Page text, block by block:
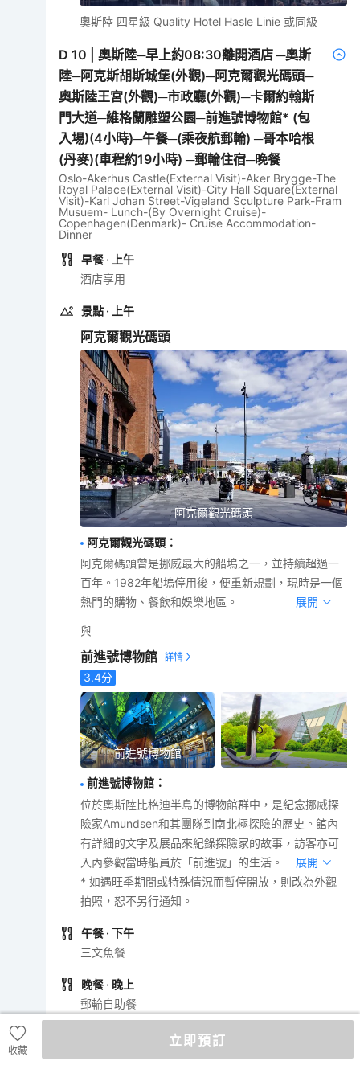
奧斯陸 四星級 Quality Hotel Hasle Linie 或同級
D10 |奧斯陸─早上約08:30離開酒店 ─奧斯
陸─阿克斯胡斯城堡(外觀)─阿克爾觀光碼頭─
奧斯陸王宮(外觀)─市政廳(外觀)─卡爾約翰斯
門大道─維格蘭雕塑公園─前進號博物館* (包
入場)(4小時)─午餐─(乘夜航郵輪) ─哥本哈根
(丹麥)(車程約19小時) ─郵輪住宿─晚餐
Oslo-Akerhus Castle(External Visit)-Aker Brygge-The
Royal Palace(External Visit)-City Hall Square(External
Visit)-Karl Johan Street-Vigeland Sculpture Park-Fram
Musuem- Lunch-(By Overnight Cruise)-
Copenhagen(Denmark)- Cruise Accommodation-
Dinner
早餐 · 上午
酒店享用
景點 · 上午
阿克爾觀光碼頭
阿克爾觀光碼頭
阿克爾觀光碼頭 ：
阿克爾碼頭曾是挪威最大的船塢之一，並持續超過一
百年。1982年船塢停用後，便重新規劃，現時是一個
熱門的購物、餐飲和娛樂地區。
展開
與
前進號博物館
3.4分
前進號博物館
前進號博物館 ：
位於奧斯陸比格迪半島的博物館群中，是紀念挪威探
險家Amundsen和其團隊到南北極探險的歷史。館內
有詳細的文字及展品來紀錄探險家的故事，訪客亦可
入內參觀當時船員於「前進號」的生活。
展開
* 如遇旺季期間或特殊情況而暫停開放，則改為外觀
拍照，恕不另行通知。
午餐 · 下午
三文魚餐
晚餐 · 晚上
郵輪自助餐
收藏
立即預訂